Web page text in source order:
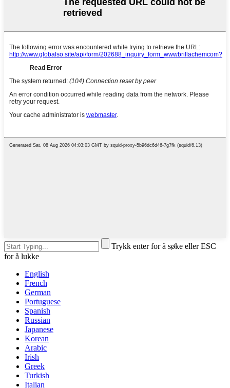
Trykk enter for å søke eller ESC
for å lukke
English
French
German
Portuguese
Spanish
Russian
Japanese
Korean
Arabic
Irish
Greek
Turkish
Italian